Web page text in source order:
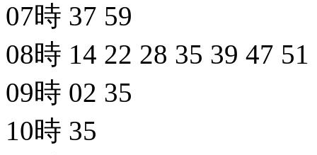
07時 37 59
08時 14 22 28 35 39 47 51
09時 02 35
10時 35